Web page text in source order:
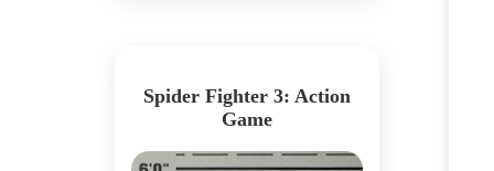
Spider Fighter 3: Action
Game